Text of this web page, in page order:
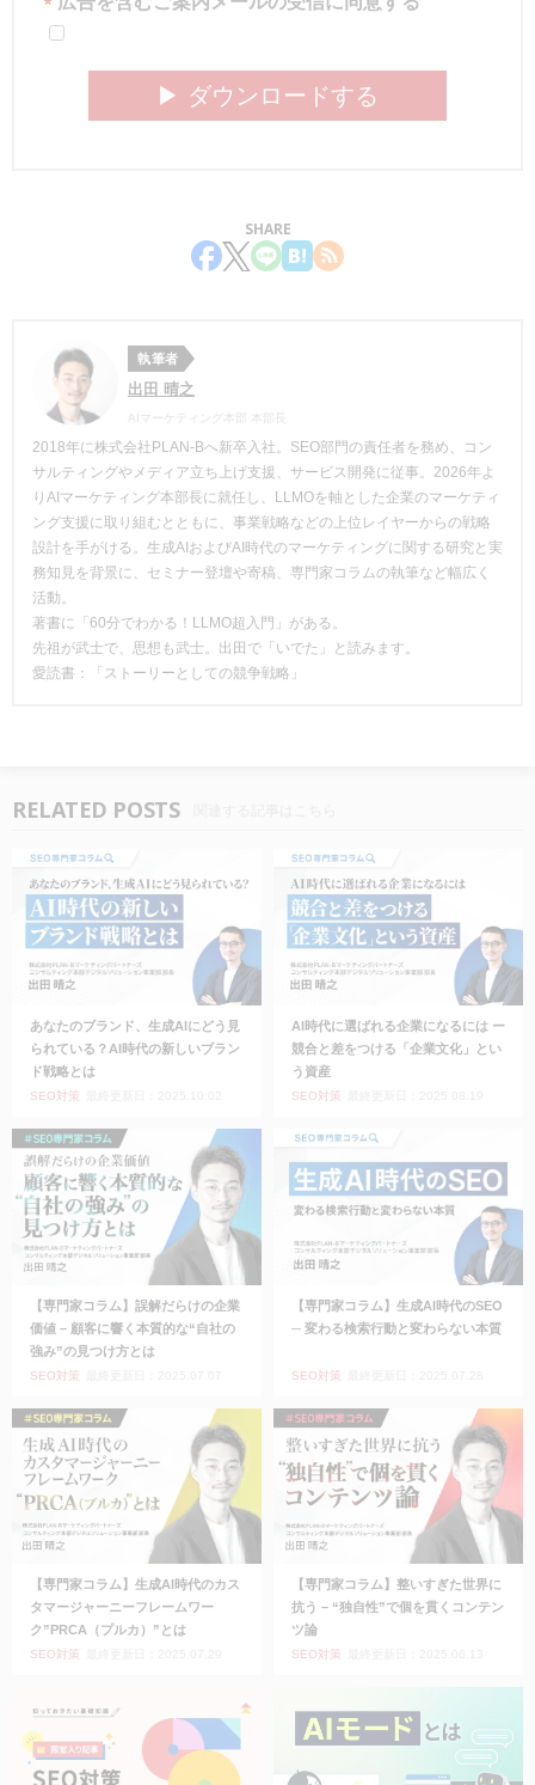
*
▶︎ ダウンロードする
SHARE
執筆者
出田 晴之
AIマーケティング本部 本部長
2018年に株式会社PLAN-Bへ新卒入社。SEO部門の責任者を務め、コン
サルティングやメディア立ち上げ支援、サービス開発に従事。2026年よ
りAIマーケティング本部長に就任し、LLMOを軸とした企業のマーケティ
ング支援に取り組むとともに、事業戦略などの上位レイヤーからの戦略
設計を手がける。生成AIおよびAI時代のマーケティングに関する研究と実
務知見を背景に、セミナー登壇や寄稿、専門家コラムの執筆など幅広く
活動。
著書に「60分でわかる！LLMO超入門」がある。
先祖が武士で、思想も武士。出田で「いでた」と読みます。
愛読書：「ストーリーとしての競争戦略」
RELATED POSTS
あなたのブランド、生成AIにどう見
られている？AI時代の新しいブラン
ド戦略とは
SEO対策
AI時代に選ばれる企業になるには ー
競合と差をつける「企業文化」とい
う資産
SEO対策
【専門家コラム】誤解だらけの企業
価値 – 顧客に響く本質的な“自社の
強み”の見つけ方とは
SEO対策
【専門家コラム】生成AI時代のSEO
─ 変わる検索行動と変わらない本質
SEO対策
【専門家コラム】生成AI時代のカス
タマージャーニーフレームワー
ク”PRCA（プルカ）”とは
SEO対策
【専門家コラム】整いすぎた世界に
抗う – “独自性”で個を貫くコンテン
ツ論
SEO対策